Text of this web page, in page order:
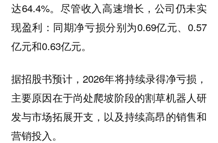
达64.4%。尽管收入高速增长，公司仍未实
现盈利：同期净亏损分别为0.69亿元、0.57
亿元和0.63亿元。
据招股书预计，2026年将持续录得净亏损，
主要原因在于尚处爬坡阶段的割草机器人研
发与市场拓展开支，以及持续高昂的销售和
营销投入。